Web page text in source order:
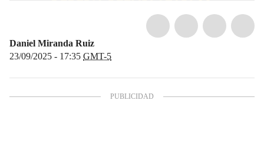
Daniel Miranda Ruiz
23/09/2025 - 17:35 GMT-5